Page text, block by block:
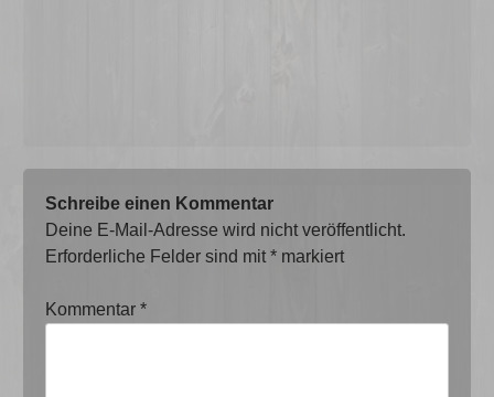
Schreibe einen Kommentar
Deine E-Mail-Adresse wird nicht veröffentlicht.
Erforderliche Felder sind mit* markiert
Kommentar*